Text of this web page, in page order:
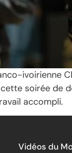
ivoirienne
soirée de
accompli.
Vidéos du